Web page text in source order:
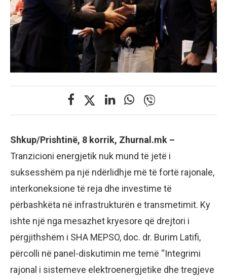
Shkup/Prishtinë, 8 korrik, Zhurnal.mk –
Tranzicioni energjetik nuk mund të jetë i
suksesshëm pa një ndërlidhje më të fortë rajonale,
interkoneksione të reja dhe investime të
përbashkëta në infrastrukturën e transmetimit. Ky
ishte një nga mesazhet kryesore që drejtori i
përgjithshëm i SHA MEPSO, doc. dr. Burim Latifi,
përcolli në panel-diskutimin me temë “Integrimi
rajonal i sistemeve elektroenergjetike dhe tregjeve